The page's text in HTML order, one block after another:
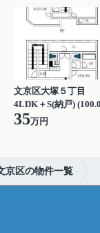
文京区大塚５丁目
35万円
京区の物件一覧